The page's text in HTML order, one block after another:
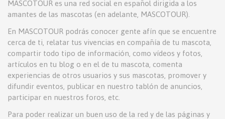
MASCOTOUR es una red social en español dirigida a los
amantes de las mascotas (en adelante, MASCOTOUR).
En MASCOTOUR podrás conocer gente afín que se encuentre
cerca de ti, relatar tus vivencias en compañía de tu mascota,
compartir todo tipo de información, como vídeos y fotos,
artículos en tu blog o en el de tu mascota, comenta
experiencias de otros usuarios y sus mascotas, promover y
difundir eventos, publicar en nuestro tablón de anuncios,
participar en nuestros foros, etc.
Para poder realizar un buen uso de la red y de las páginas y